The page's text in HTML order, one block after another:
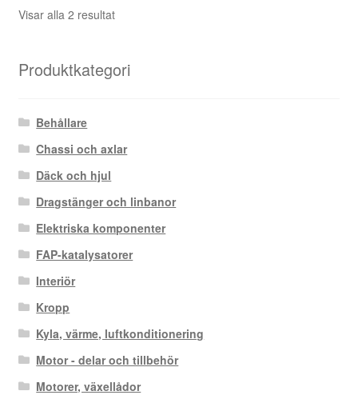
Visar alla 2 resultatSortera
Produktkategori
Behållare
Chassi och axlar
Däck och hjul
Dragstänger och linbanor
Elektriska komponenter
FAP-katalysatorer
Interiör
Kropp
Kyla, värme, luftkonditionering
Motor - delar och tillbehör
Motorer, växellådor